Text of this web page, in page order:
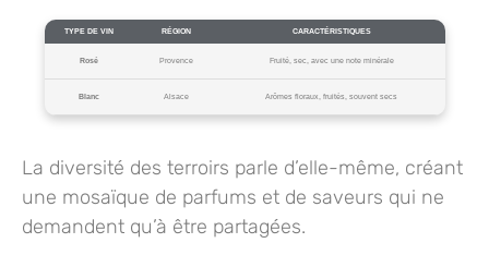
TYPE DE VIN RÉGION CARACTÉRISTIQUES
Rosé Provence Fruité, sec, avec une note minérale
Blanc Alsace Arômes floraux, fruités, souvent secs
La diversité des terroirs parle d’elle-même, créant
une mosaïque de parfums et de saveurs qui ne
demandent qu’à être partagées.